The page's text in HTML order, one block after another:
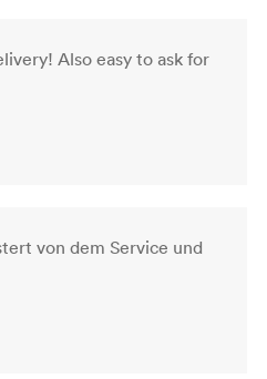
Also easy to ask for
von dem Service und